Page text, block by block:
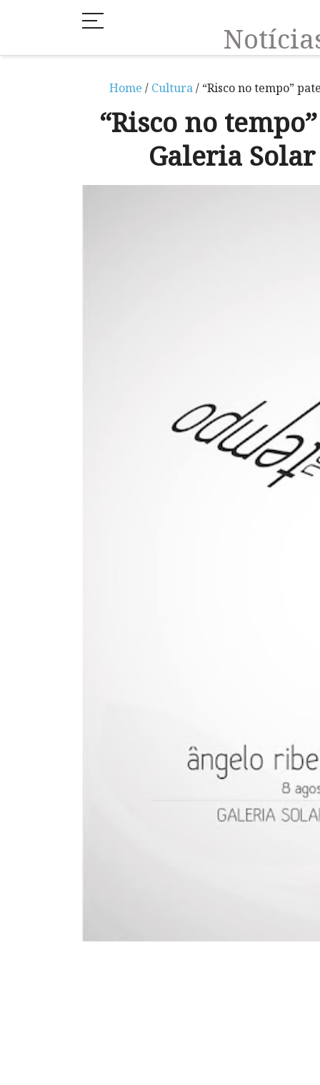
Home / Cultura/ “Risco no tempo”
“Risco no
Galeria